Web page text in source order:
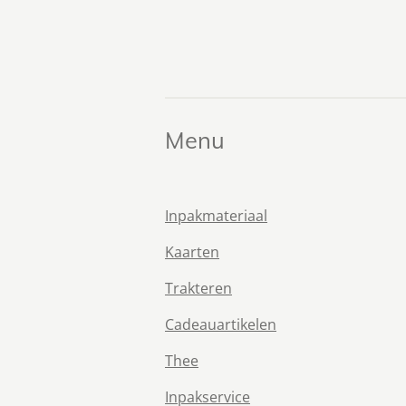
Menu
Inpakmateriaal
Kaarten
Trakteren
Cadeauartikelen
Thee
Inpakservice